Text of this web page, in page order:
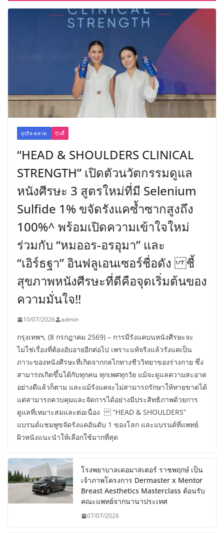
ธุรกิจ-ตลาด บิวตี้
“HEAD & SHOULDERS CLINICAL
STRENGTH” เปิดตัวนวัตกรรมดูแล
หนังศีรษะ 3 สูตรใหม่ที่มี Selenium
Sulfide 1% ขจัดรังแคซ้ำซากสูงถึง
100%^ พร้อมเปิดความเข้าใจใหม่
ร่วมกับ “หมออร-อรอุมา” และ
“เอิร์ธฐา” อินฟลูเอนเซอร์ชื่อดัง ชี้
สุขภาพหนังศีรษะที่ดีคือจุดเริ่มต้นของ
ความมั่นใจ!!
10/07/2026 admin
กรุงเทพฯ, (8 กรกฎาคม 2569) – การมีรังแคบนหนังศีรษะจะ
ไม่ใช่เรื่องที่ต้องอับอายอีกต่อไป เพราะแท้จริงแล้วรังแคเป็น
ภาวะของหนังศีรษะที่เกิดจากกลไกทางชีววิทยาของร่างกาย ซึ่ง
สามารถเกิดขึ้นได้กับทุกคน ทุกเพศทุกวัย แม้จะดูแลความสะอาด
อย่างดีแล้วก็ตาม และแม้รังแคจะไม่สามารถรักษาให้หายขาดได้
แต่สามารถควบคุมและจัดการได้อย่างมีประสิทธิภาพด้วยการ
ดูแลที่เหมาะสมและต่อเนื่อง “HEAD & SHOULDERS”
แบรนด์แชมพูขจัดรังแคอันดับ 1 ของโลก และแบรนด์ที่แพทย์
ผิวหนังแนะนำให้เลือกใช้มากที่สุด
โรงพยาบาลเดอมาสเตอร์ ราชพฤกษ์ เป็น
เจ้าภาพโครงการ Dermaster x Mentor
Breast Aesthetics Masterclass ต้อนรับ
คณะแพทย์จากนานาประเทศ
07/07/2026